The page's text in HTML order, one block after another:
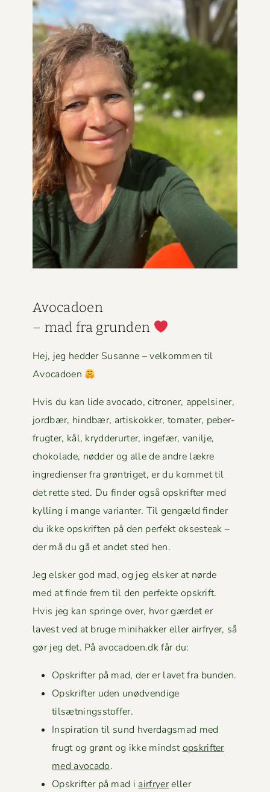
Avo­ca­doen
– mad fra grun­den
Hej, jeg hed­der Susanne – velkom­men til
Avocadoen
Hvis du kan lide avo­ca­do, cit­roner, appelsin­er,
jord­bær, hind­bær, artiskokker, tomater, peber­
frugter, kål, kry­d­derurter, inge­fær, vanil­je,
choko­lade, nød­der og alle de andre lækre
ingre­di­enser fra grøn­triget, er du kom­met til
det rette sted. Du find­er også opskrifter med
kylling i mange vari­anter. Til gengæld find­er
du ikke opskriften på den per­fekt okses­teak –
der må du gå et andet sted hen.
Jeg elsker god mad, og jeg elsker at nørde
med at finde frem til den per­fek­te opskrift.
Hvis jeg kan springe over, hvor gærdet er
lavest ved at bruge mini­hakker eller air­fry­er, så
gør jeg det. På avocadoen.dk får du:
Opskrifter på mad, der er lavet fra bunden.
Opskrifter uden unød­vendi­ge
tilsætningsstoffer.
Inspi­ra­tion til sund hverdags­mad med
frugt og grønt og ikke mindstopskrifter
med avo­ca­do.
Opskrifter på mad i air­fry­ereller